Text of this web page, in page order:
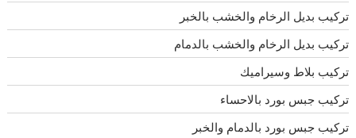
تركيب بديل الرخام والخشب بالخبر
تركيب بديل الرخام والخشب بالدمام
تركيب بلاط وسيراميك
تركيب جبس بورد بالاحساء
تركيب جبس بورد بالدمام والخبر